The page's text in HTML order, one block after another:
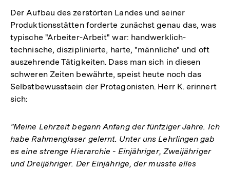
Der Aufbau des zerstörten Landes und seiner
Produktionsstätten forderte zunächst genau das, was
typische "Arbeiter-Arbeit" war: handwerklich-
technische, disziplinierte, harte, "männliche" und oft
auszehrende Tätigkeiten. Dass man sich in diesen
schweren Zeiten bewährte, speist heute noch das
Selbstbewusstsein der Protagonisten. Herr K. erinnert
sich:
"Meine Lehrzeit begann Anfang der fünfziger Jahre. Ich
habe Rahmenglaser gelernt. Unter uns Lehrlingen gab
es eine strenge Hierarchie - Einjähriger, Zweijähriger
und Dreijähriger. Der Einjährige, der musste alles